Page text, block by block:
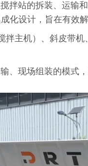
拌站的拆装、运输
化设计，旨在有效
主机）、斜皮带
、现场组装的模式